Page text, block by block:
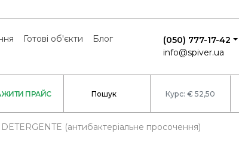
Готові об'єкти
Блог
(050) 777-17-42
info@spiver.ua
ПРАЙС Курс: € 52,50
(антибактеріальне просочення)